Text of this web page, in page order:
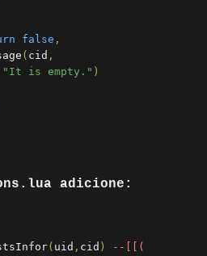
false ,
( cid ,
"It is empty." )
adicione:
( uid , cid )
--[[(